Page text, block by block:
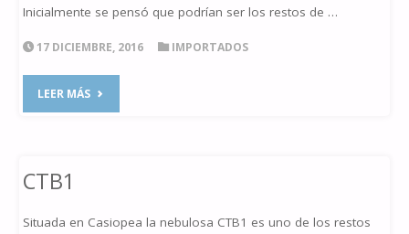
Inicialmente se pensó que podrían ser los restos de …
17 DICIEMBRE, 2016 IMPORTADOS
LEER MÁS"M45"
CTB1
Situada en Casiopea la nebulosa CTB1 es uno de los restos